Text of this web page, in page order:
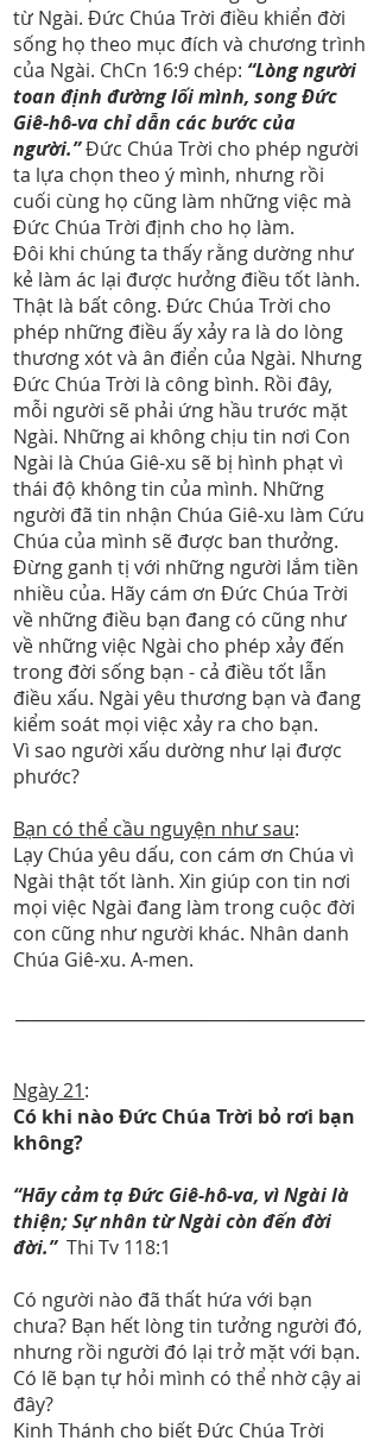
từ Ngài. Đức Chúa Trời điều khiển đời
sống họ theo mục đích và chương trình
của Ngài. ChCn 16:9 chép: “Lòng người
toan định đường lối mình, song Đức
Giê-hô-va chỉ dẫn các bước của
người.”Đức Chúa Trời cho phép người
ta lựa chọn theo ý mình, nhưng rồi
cuối cùng họ cũng làm những việc mà
Đức Chúa Trời định cho họ làm.
Đôi khi chúng ta thấy rằng dường như
kẻ làm ác lại được hưởng điều tốt lành.
Thật là bất công. Đức Chúa Trời cho
phép những điều ấy xảy ra là do lòng
thương xót và ân điển của Ngài. Nhưng
Đức Chúa Trời là công bình. Rồi đây,
mỗi người sẽ phải ứng hầu trước mặt
Ngài. Những ai không chịu tin nơi Con
Ngài là Chúa Giê-xu sẽ bị hình phạt vì
thái độ không tin của mình. Những
người đã tin nhận Chúa Giê-xu làm Cứu
Chúa của mình sẽ được ban thưởng.
Đừng ganh tị với những người lắm tiền
nhiều của. Hãy cám ơn Đức Chúa Trời
về những điều bạn đang có cũng như
về những việc Ngài cho phép xảy đến
trong đời sống bạn - cả điều tốt lẫn
điều xấu. Ngài yêu thương bạn và đang
kiểm soát mọi việc xảy ra cho bạn.
Vì sao người xấu dường như lại được
phước?
Bạn có thể cầu nguyện như sau:
Lạy Chúa yêu dấu, con cám ơn Chúa vì
Ngài thật tốt lành. Xin giúp con tin nơi
mọi việc Ngài đang làm trong cuộc đời
con cũng như người khác. Nhân danh
Chúa Giê-xu. A-men.
Ngày 21:
Có khi nào Đức Chúa Trời bỏ rơi bạn
không?
“Hãy cảm tạ Đức Giê-hô-va, vì Ngài là
thiện; Sự nhân từ Ngài còn đến đời
đời.”Thi Tv 118:1
Có người nào đã thất hứa với bạn
chưa? Bạn hết lòng tin tưởng người đó,
nhưng rồi người đó lại trở mặt với bạn.
Có lẽ bạn tự hỏi mình có thể nhờ cậy ai
đây?
Kinh Thánh cho biết Đức Chúa Trời